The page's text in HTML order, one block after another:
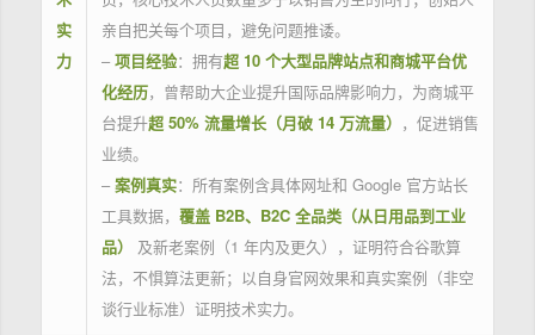
实
力
亲自把关每个项目，避免问题推诿。
– 项目经验：拥有超 10 个大型品牌站点和商城平台优
化经历，曾帮助大企业提升国际品牌影响力，为商城平
台提升超 50% 流量增长（月破 14 万流量） ，促进销售
业绩。
– 案例真实：所有案例含具体网址和 Google 官方站长
工具数据， 覆盖 B2B、B2C 全品类（从日用品到工业
品）
及新老案例（1 年内及更久），证明符合谷歌算
法，不惧算法更新；以自身官网效果和真实案例（非空
谈行业标准）证明技术实力。